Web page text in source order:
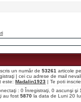
un număr de 53261 articole
| cei cu adrese de mail
este: Madalin1923 | Te poti
: 0 Înregistraţi, 0 ascunşi
au fost 5870 la data de Luni 20